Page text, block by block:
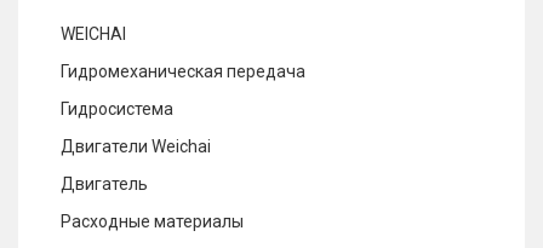
WEICHAI
Гидромеханическая передача
Гидросистема
Двигатели Weichai
Двигатель
Расходные материалы